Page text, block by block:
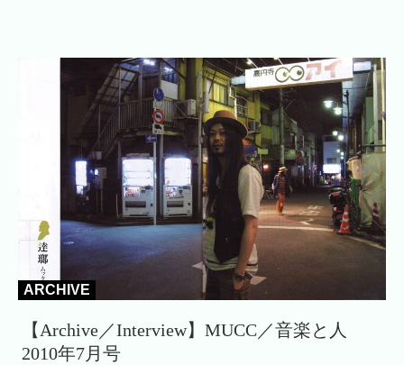
ARCHIVE
【Archive／Interview】MUCC／音楽と人
2010年7月号